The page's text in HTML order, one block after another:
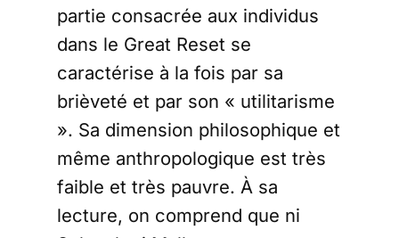
partie consacrée aux individus
dans le Great Reset se
caractérise à la fois par sa
brièveté et par son « utilitarisme
». Sa dimension philosophique et
même anthropologique est très
faible et très pauvre. À sa
lecture, on comprend que ni